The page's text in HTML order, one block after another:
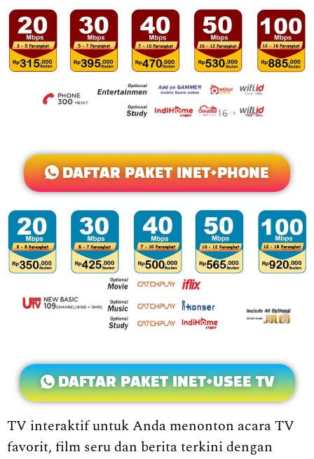
DAFTAR PAKET INET+PHONE
DAFTAR PAKET INET+USEE TV
TV interaktif untuk Anda menonton acara TV
favorit, film seru dan berita terkini dengan